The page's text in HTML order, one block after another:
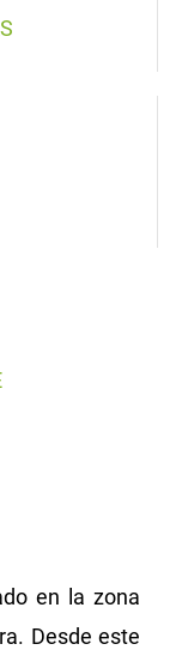
en la zona
Desde este